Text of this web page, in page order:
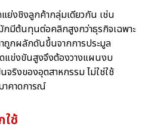
ย่งชิงลูกค้ากลุ่มเดียวกัน เช่น
มีต้นทุนต่อคลิกสูงกว่าธุรกิจเฉพาะ
ถูกผลักดันขึ้นจากการประมูล
แข่งขันสูงจึงต้องวางแผนงบ
ริงของอุตสาหกรรม ไม่ใช่ใช้
าคาดการณ์
ช้